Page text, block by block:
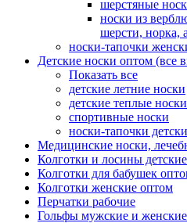
шерстяные
носки из
шерсти, норка,
носки-тапочки
Детские носки оптом (все
Показать все
детские летние носки
детские теплые носки
спортивные носки
носки-тапочки
Медицинские носки,
Колготки и лосины
Колготки для бабушек
Колготки женские оптом
Перчатки рабочие
Гольфы мужские и женские